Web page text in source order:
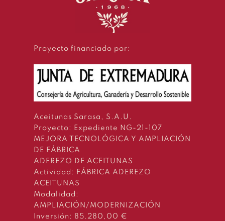
Proyecto financiado por:
Aceitunas Sarasa, S.A.U.
Proyecto: Expediente NG-21-107
MEJORA TECNOLÓGICA Y AMPLIACIÓN
DE FÁBRICA
ADEREZO DE ACEITUNAS
Actividad: FÁBRICA ADEREZO
ACEITUNAS
Modalidad:
AMPLIACIÓN/MODERNIZACIÓN
Inversión: 85.280,00 €